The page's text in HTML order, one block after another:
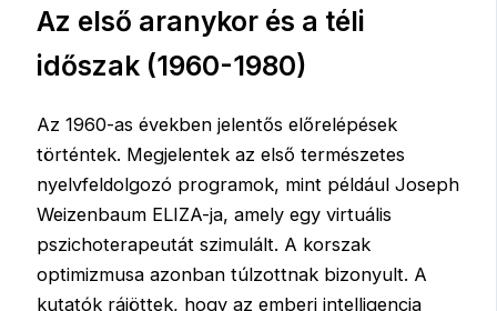
Az első aranykor és a téli
időszak (1960-1980)
Az 1960-as években jelentős előrelépések
történtek. Megjelentek az első természetes
nyelvfeldolgozó programok, mint például Joseph
Weizenbaum ELIZA-ja, amely egy virtuális
pszichoterapeutát szimulált. A korszak
optimizmusa azonban túlzottnak bizonyult. A
kutatók rájöttek, hogy az emberi intelligencia